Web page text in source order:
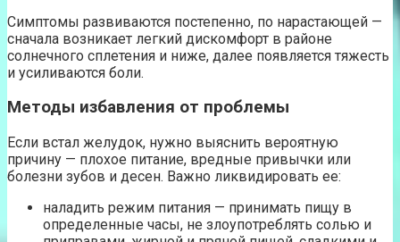
Симптомы развиваются постепенно, по нарастающей —
сначала возникает легкий дискомфорт в районе
солнечного сплетения и ниже, далее появляется тяжесть
и усиливаются боли.
Методы избавления от проблемы
Если встал желудок, нужно выяснить вероятную
причину — плохое питание, вредные привычки или
болезни зубов и десен. Важно ликвидировать ее:
наладить режим питания — принимать пищу в
определенные часы, не злоупотреблять солью и